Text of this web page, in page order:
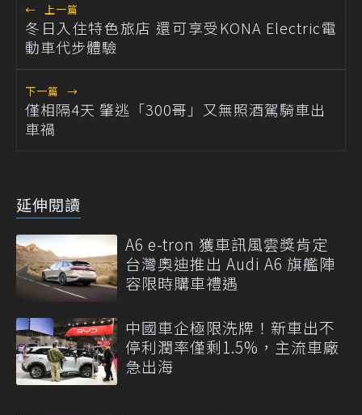
← 上一篇
冬日入住特色旅店 還可享受KONA Electric電
動車代步體驗
下一篇 →
僅相隔4天 肇逃「300哥」又無照酒駕騎車出
車禍
延伸閱讀
A6 e-tron 獲車訊風雲獎肯定
台灣奧迪推出 Audi A6 旗艦陣
容限時購車禮遇
中國車企極限洗牌！新車出不
停利潤率僅剩1.5%，主流車廠
急出海